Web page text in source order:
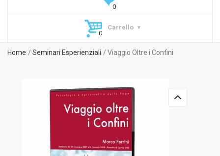
Carrello
Home Seminari Esperienziali Viaggio Oltre i Confini